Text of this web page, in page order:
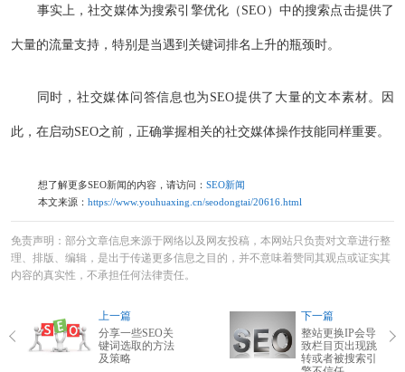
事实上，社交媒体为搜索引擎优化（SEO）中的搜索点击提供了
大量的流量支持，特别是当遇到关键词排名上升的瓶颈时。
同时，社交媒体问答信息也为SEO提供了大量的文本素材。因
此，在启动SEO之前，正确掌握相关的社交媒体操作技能同样重要。
想了解更多SEO新闻的内容，请访问： SEO新闻
本文来源： https://www.youhuaxing.cn/seodongtai/20616.html
免责声明：部分文章信息来源于网络以及网友投稿，本网站只负责对文章进行整
理、排版、编辑，是出于传递更多信息之目的，并不意味着赞同其观点或证实其
内容的真实性，不承担任何法律责任。
上一篇
分享一些SEO关
键词选取的方法
及策略
下一篇
整站更换IP会导
致栏目页出现跳
转或者被搜索引